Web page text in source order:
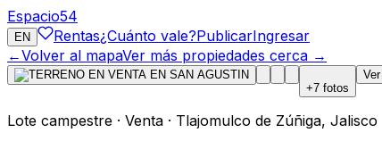
Espacio54
EN Rentas¿Cuánto vale?PublicarIngresar
←Volver al mapaVer más propiedades cerca →
+7 fotos
Ver
Lote campestre · Venta · Tlajomulco de Zúñiga, Jalisco